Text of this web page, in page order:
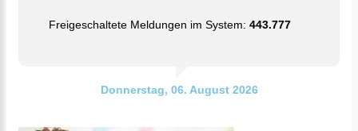
Freigeschaltete Meldungen im System: 443.777
Donnerstag, 06. August 2026